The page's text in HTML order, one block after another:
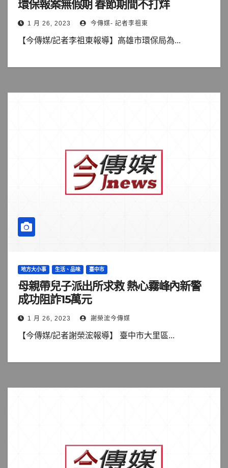
環保報案無假期 春節期間不打烊
1 月 26, 2023 今傳媒- 記者李祖東
【今傳媒/記者李祖東報導】高雄市環保局為...
地方大小事 生活、品味 臺中市
母親帶兒子派出所求救 熱心霧峰內新警
成功阻詐15萬元
1 月 26, 2023 謝榮浤今傳媒
【今傳媒/記者謝榮浤報導】 臺中市大里區...